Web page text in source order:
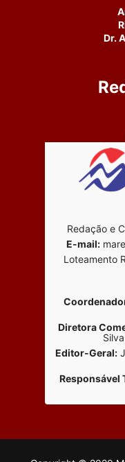
Dr.
Redação e
E-mail:
Loteamento
Diretora
Editor-Geral:
Responsável